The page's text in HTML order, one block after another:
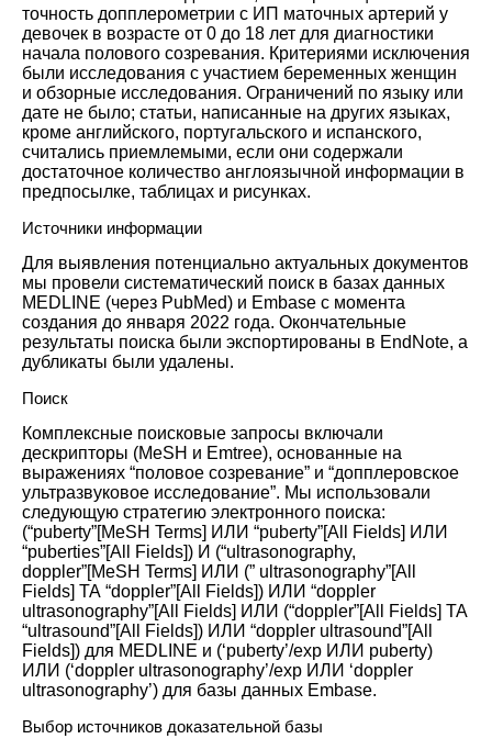
точность допплерометрии с ИП маточных артерий у
девочек в возрасте от 0 до 18 лет для диагностики
начала полового созревания. Критериями исключения
были исследования с участием беременных женщин
и обзорные исследования. Ограничений по языку или
дате не было; статьи, написанные на других языках,
кроме английского, португальского и испанского,
считались приемлемыми, если они содержали
достаточное количество англоязычной информации в
предпосылке, таблицах и рисунках.
Источники информации
Для выявления потенциально актуальных документов
мы провели систематический поиск в базах данных
MEDLINE (через PubMed) и Embase с момента
создания до января 2022 года. Окончательные
результаты поиска были экспортированы в EndNote, а
дубликаты были удалены.
Поиск
Комплексные поисковые запросы включали
дескрипторы (MeSH и Emtree), основанные на
выражениях “половое созревание” и “допплеровское
ультразвуковое исследование”. Мы использовали
следующую стратегию электронного поиска:
(“puberty”[MeSH Terms] ИЛИ “puberty”[All Fields] ИЛИ
“puberties”[All Fields]) И (“ultrasonography,
doppler”[MeSH Terms] ИЛИ (” ultrasonography”[All
Fields] ТА “doppler”[All Fields]) ИЛИ “doppler
ultrasonography”[All Fields] ИЛИ (“doppler”[All Fields] ТА
“ultrasound”[All Fields]) ИЛИ “doppler ultrasound”[All
Fields]) для MEDLINE и (‘puberty’/exp ИЛИ puberty)
ИЛИ (‘doppler ultrasonography’/exp ИЛИ ‘doppler
ultrasonography’) для базы данных Embase.
Выбор источников доказательной базы